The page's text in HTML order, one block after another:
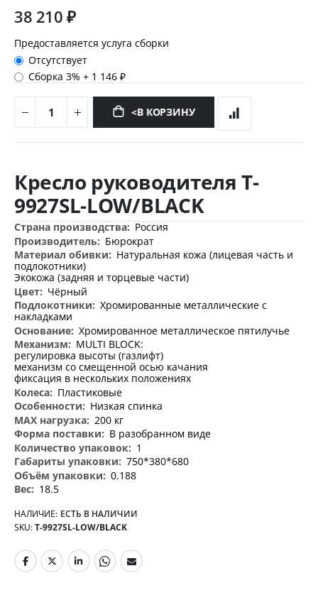
38 210 ₽
Предоставляется услуга сборки
Отсутствует
Сборка 3%+ 1 146 ₽
<В КОРЗИНУ
к
началу
галереи
изображений
Кресло руководителя T-
9927SL-LOW/BLACK
Дополнительная
информация
Россия
Бюрократ
Натуральная кожа (лицевая часть и
подлокотники)
Экокожа (задняя и торцевые части)
Чёрный
Хромированные металлические с
накладками
Хромированное металлическое пятилучье
MULTI BLOCK:
регулировка высоты (газлифт)
механизм со смещенной осью качания
фиксация в нескольких положениях
Пластиковые
Низкая спинка
200 кг
В разобранном виде
1
750*380*680
0.188
18.5
НАЛИЧИЕ: ЕСТЬ В НАЛИЧИИ
SKU T-9927SL-LOW/BLACK